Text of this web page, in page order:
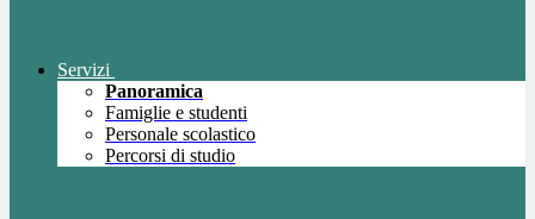
Servizi
Panoramica
Famiglie e studenti
Personale scolastico
Percorsi di studio